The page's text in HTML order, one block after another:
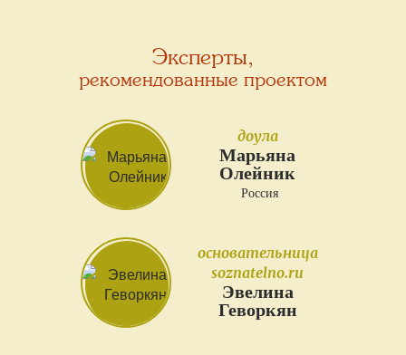
Эксперты,
рекомендованные проектом
доула
Марьяна
Олейник
Россия
основательница
soznatelno.ru
Эвелина
Геворкян